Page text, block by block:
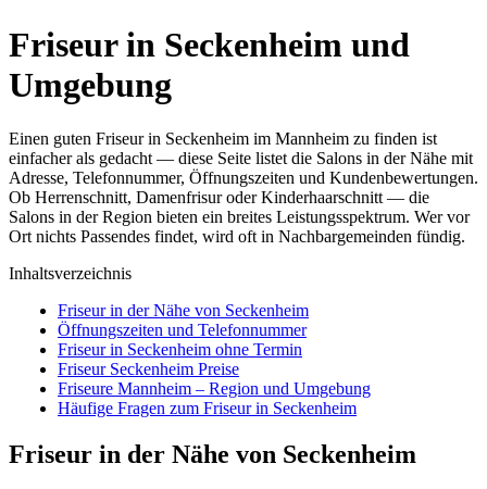
Friseur in Seckenheim und
Umgebung
Einen guten Friseur in Seckenheim im Mannheim zu finden ist
einfacher als gedacht — diese Seite listet die Salons in der Nähe mit
Adresse, Telefonnummer, Öffnungszeiten und Kundenbewertungen.
Ob Herrenschnitt, Damenfrisur oder Kinderhaarschnitt — die
Salons in der Region bieten ein breites Leistungsspektrum. Wer vor
Ort nichts Passendes findet, wird oft in Nachbargemeinden fündig.
Inhaltsverzeichnis
Friseur in der Nähe von Seckenheim
Öffnungszeiten und Telefonnummer
Friseur in Seckenheim ohne Termin
Friseur Seckenheim Preise
Friseure Mannheim – Region und Umgebung
Häufige Fragen zum Friseur in Seckenheim
Friseur in der Nähe von Seckenheim